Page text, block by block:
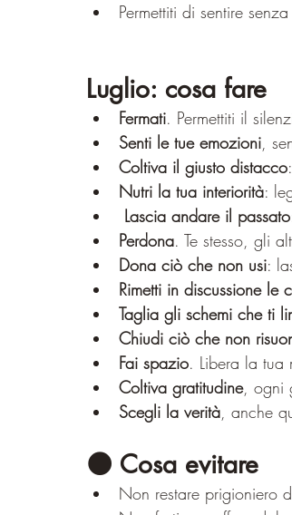
Permettiti di sentire
Luglio: cosa fare
Fermati. Permettiti il
Senti le tue emozioni,
Coltiva il giusto distacco
Nutri la tua interiorità:
Lascia andare il passato
Perdona. Te stesso, gli
Dona ciò che non usi:
Rimetti in discussione le
Taglia gli schemi che ti
Chiudi ciò che non
Fai spazio. Libera la
Coltiva gratitudine, ogni
Scegli la verità, anche
🌑 Cosa evitare
Non restare prigioniero